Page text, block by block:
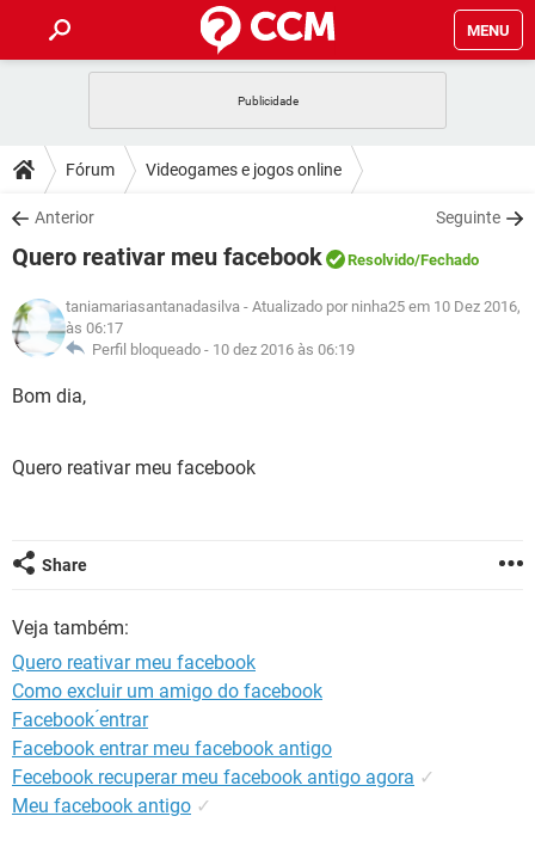
MENU
CELULAR FACEBOOK
OUTLOOK
INSTAGRAM GMAIL
GUIA DE COMPRAS
DICAS
JOGOS WHATSAPP
INSTAGRAM GMAIL
GUIA DE COMPRAS
DOWNLOADS
JOGOS WHATSAPP
CELULAR FACEBOOK
OUTLOOK EXCEL
FÓRUM
JOGOS WHATSAPP
CELULAR FACEBOOK
OUTLOOK
GLOSSÁRIO
OUTLOOK
Fórum Videogames e jogos online
Anterior Seguinte
Quero reativar meu facebook Resolvido/Fechado
taniamariasantanadasilva- Atualizado por ninha25 em 10 Dez 2016,
às 06:17
Perfil bloqueado - 10 dez 2016 às 06:19
Bom dia,
Quero reativar meu facebook
Share
Veja também:
Quero reativar meu facebook
Como excluir um amigo do facebook
Facebook ́entrar
Facebook entrar meu facebook antigo
Fecebook recuperar meu facebook antigo agora ✓
Meu facebook antigo ✓